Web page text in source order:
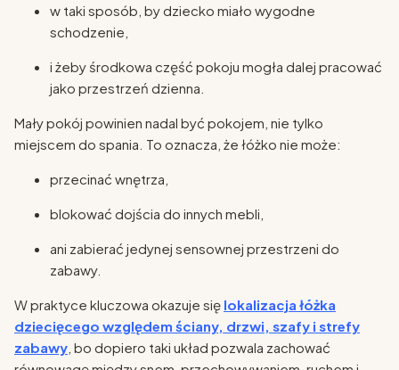
w taki sposób, by dziecko miało wygodne
schodzenie,
i żeby środkowa część pokoju mogła dalej pracować
jako przestrzeń dzienna.
Mały pokój powinien nadal być pokojem, nie tylko
miejscem do spania. To oznacza, że łóżko nie może:
przecinać wnętrza,
blokować dojścia do innych mebli,
ani zabierać jedynej sensownej przestrzeni do
zabawy.
W praktyce kluczowa okazuje się lokalizacja łóżka
dziecięcego względem ściany, drzwi, szafy i strefy
zabawy , bo dopiero taki układ pozwala zachować